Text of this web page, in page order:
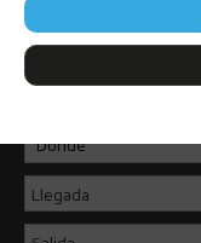
Consulta
de forma